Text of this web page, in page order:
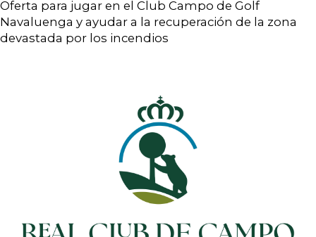
Oferta para jugar en el Club Campo de Golf
Navaluenga y ayudar a la recuperación de la zona
devastada por los incendios